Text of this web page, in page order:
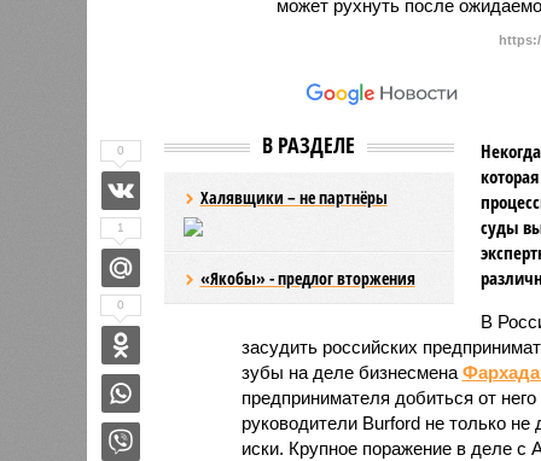
В РАЗДЕЛЕ
Халявщики – не партнёры
«Якобы» - предлог вторжения
суды
В
засудить российских
зубы на деле бизнесмена
предпринимателя добиться от
руководители Burford не только
иски. Крупное поражение в деле
0
1
0